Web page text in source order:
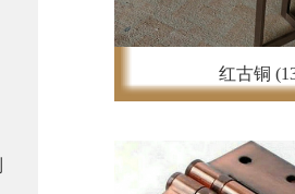
红古铜